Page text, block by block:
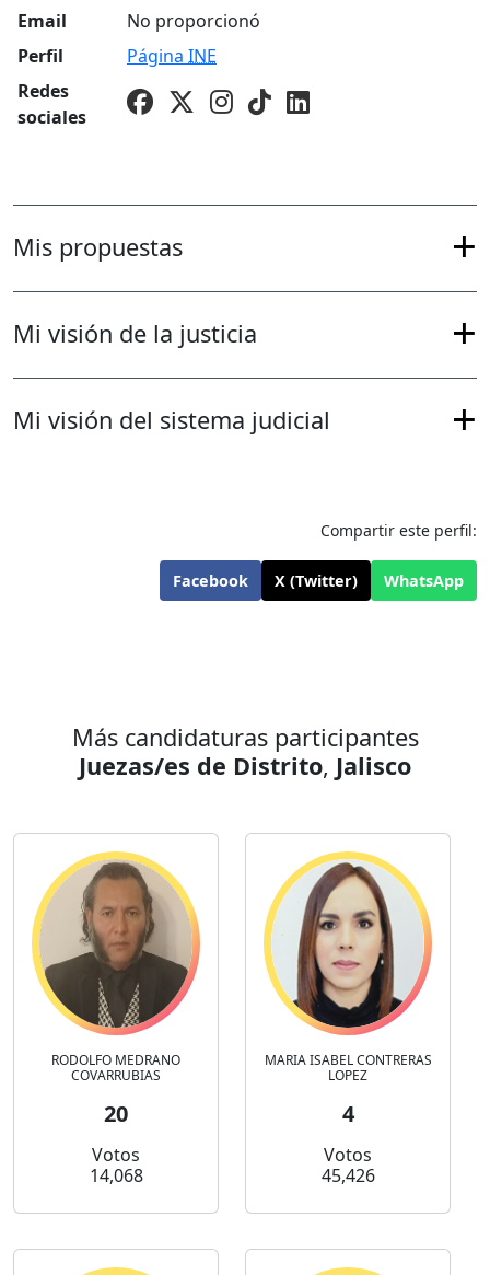
Email
No proporcionó
Perfil
Página INE
Redes
sociales
Mis propuestas
Mi visión de la justicia
Mi visión del sistema judicial
Compartir este perfil:
Facebook X (Twitter) WhatsApp
Más candidaturas participantes
Juezas/es de Distrito, Jalisco
RODOLFO MEDRANO
COVARRUBIAS
20
Votos
14,068
MARIA ISABEL CONTRERAS
LOPEZ
4
Votos
45,426